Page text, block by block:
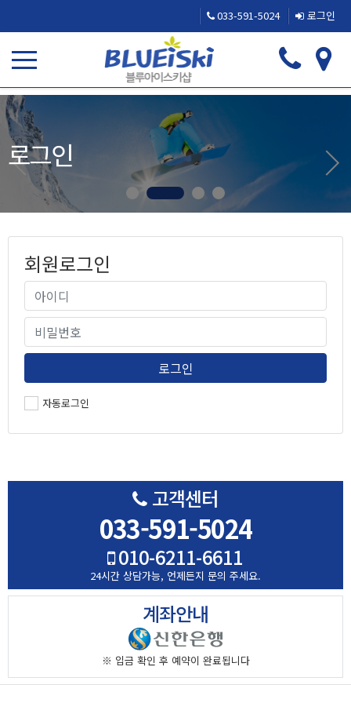
033-591-5024 로그인
로그인
회원로그인
회원아이디
비밀번호필수
로그인
자동로그인
고객센터
033-591-5024
010-6211-6611
24시간 상담가능, 언제든지 문의 주세요.
계좌안내
※ 입금 확인 후 예약이 완료됩니다